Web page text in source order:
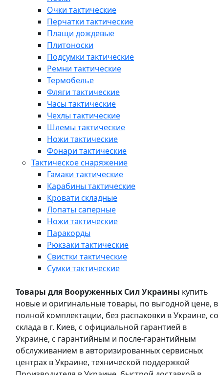
Очки тактические
Перчатки тактические
Плащи дождевые
Плитоноски
Подсумки тактические
Ремни тактические
Термобелье
Фляги тактические
Часы тактические
Чехлы тактические
Шлемы тактические
Ножи тактические
Фонари тактические
Тактическое снаряжение
Гамаки тактические
Карабины тактические
Кровати складные
Лопаты саперные
Ножи тактические
Паракорды
Рюкзаки тактические
Свистки тактические
Сумки тактические
Товары для Вооруженных Сил Украины купить
новые и оригинальные товары, по выгодной цене, в
полной комплектации, без распаковки в Украине, со
склада в г. Киев, с официальной гарантией в
Украине, с гарантийным и после-гарантийным
обслуживанием в авторизированных сервисных
центрах в Украине, технической поддержкой